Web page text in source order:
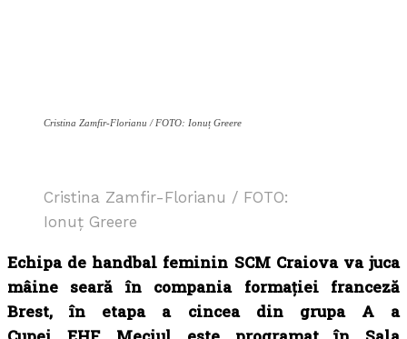
Cristina Zamfir-Florianu / FOTO: Ionuț Greere
Cristina Zamfir-Florianu / FOTO:
Ionuț Greere
Echipa de handbal feminin SCM Craiova va juca
mâine seară în compania formației franceză
Brest, în etapa a cincea din grupa A a